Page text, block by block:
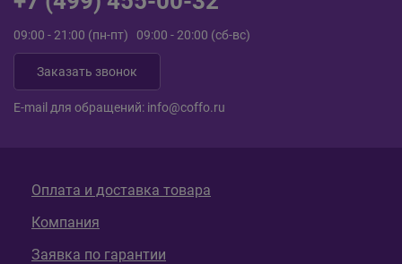
09:00 - 21:00 (пн-пт) 09:00 - 20:00 (сб-вс)
Заказать звонок
E-mail для обращений: info@coffo.ru
Оплата и доставка товара
Компания
Заявка по гарантии